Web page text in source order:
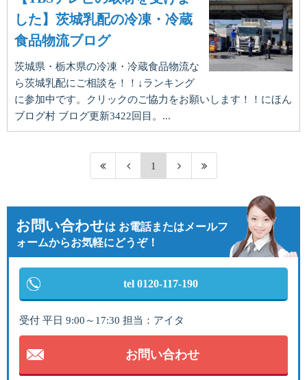
した】茨城乳配の冷凍・冷蔵
食品物流ブログ
茨城県・栃木県の冷凍・冷蔵食品物流な
ら茨城乳配にご相談を！！↓ランキング
に参加中です。クリックのご協力をお願いします！！にほん
ブログ村 ブログ更新3422回目。...
1
お問い合わせは お電話またはメールフ
ォームからお気軽にどうぞ！
tel 0120-117-190
受付 平日 9:00～17:30 担当：アイタ
お問い合わせ